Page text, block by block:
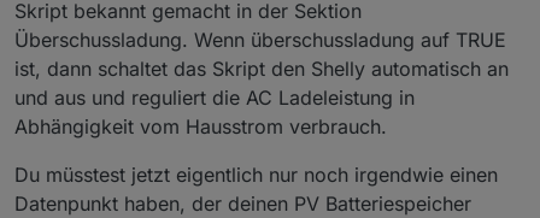
Ich möchte bei Überschuss oder günstigem Tibber
Preis folgende Werte anpassen oder Zustände
erreichen.
Alle Werte wie Überschuss, Tibber Preise etc habe
ich heute schon im IOBroker.
Wenn der primäre Speicher voll ist, soll der
die Beladung starten/stoppen und ggf die
Ladeleistung anpassen können.
Skript bekannt gemacht in der Sektion
Überschussladung. Wenn überschussladung auf TRUE
ist, dann schaltet das Skript den Shelly automatisch an
und aus und reguliert die AC Ladeleistung in
Abhängigkeit vom Hausstrom verbrauch.
Du müsstest jetzt eigentlich nur noch irgendwie einen
Datenpunkt haben, der deinen PV Batteriespeicher